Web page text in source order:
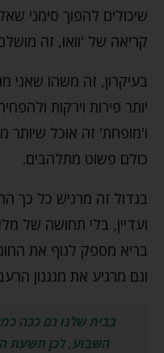
שיכולים להפוך סימני
קריאה של 'וואו, זה
בעיקרון, זה משהו
יותר פירות וירקות
ו'מופחת' זה אוכל שיותר
כולם פשוט מתלהבים.
בגדול זה מרגיש כל כך
ועדיין, בלי תחושה של
בריא מספק לגוף את
וגם מרגיע את מנגנון
בבית שלנו גם ככה
השבוע, לכן תשעת